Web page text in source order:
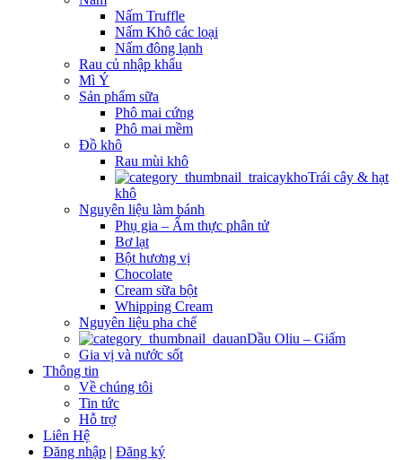
Nấm Truffle
Nấm Khô các loại
Nấm đông lạnh
Rau củ nhập khẩu
Mì Ý
Sản phẩm sữa
Phô mai cứng
Phô mai mềm
Đồ khô
Rau mùi khô
Trái cây & hạt
khô
Nguyên liệu làm bánh
Phụ gia – Ẩm thực phân tử
Bơ lạt
Bột hương vị
Chocolate
Cream sữa bột
Whipping Cream
Nguyên liệu pha chế
Dầu Oliu – Giấm
Gia vị và nước sốt
Thông tin
Về chúng tôi
Tin tức
Hỗ trợ
Liên Hệ
Đăng nhập | Đăng ký